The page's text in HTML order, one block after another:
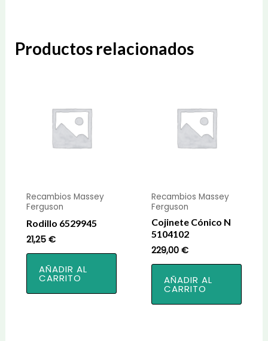
Productos relacionados
Recambios Massey
Ferguson
Rodillo 6529945
21,25 €
AÑADIR AL
CARRITO
Recambios Massey
Ferguson
Cojinete Cónico N
5104102
229,00€
AÑADIR AL
CARRITO